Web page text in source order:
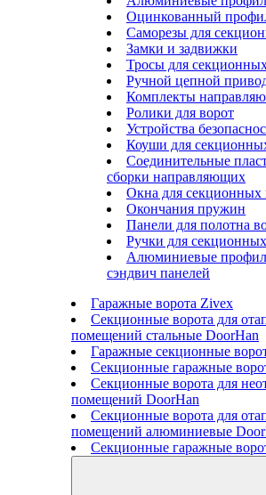
Оцинкованный
Саморезы для
Замки и задвижки
Тросы для
Ручной цепной
Комплекты
Ролики для ворот
Устройства
Коуши для
Соединительные
сборки направляющих
Окна для секционных
Окончания пружин
Панели для полотна
Ручки для
Алюминиевые
сэндвич панелей
Гаражные ворота Zivex
Секционные ворота для
помещений стальные DoorHan
Гаражные секционные
Секционные гаражные
Секционные ворота для
помещений DoorHan
Секционные ворота для
помещений алюминиевые
Секционные гаражные